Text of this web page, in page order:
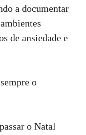
a documentar
de ansiedade e
o
o Natal